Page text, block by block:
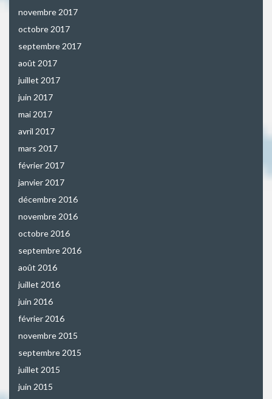
novembre 2017
octobre 2017
septembre 2017
août 2017
juillet 2017
juin 2017
mai 2017
avril 2017
mars 2017
février 2017
janvier 2017
décembre 2016
novembre 2016
octobre 2016
septembre 2016
août 2016
juillet 2016
juin 2016
février 2016
novembre 2015
septembre 2015
juillet 2015
juin 2015